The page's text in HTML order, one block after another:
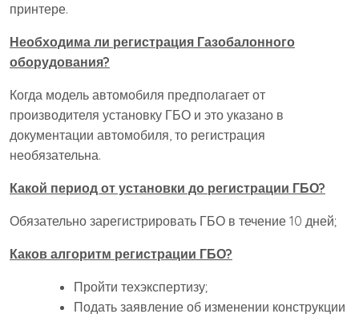
принтере.
Необходима ли регистрация Газобалонного
оборудования?
Когда модель автомобиля предполагает от
производителя установку ГБО и это указано в
документации автомобиля, то регистрация
необязательна.
Какой период от установки до регистрации ГБО?
Обязательно зарегистрировать ГБО в течение 10 дней;
Каков алгоритм регистрации ГБО?
Пройти техэкспертизу;
Подать заявление об изменении конструкции